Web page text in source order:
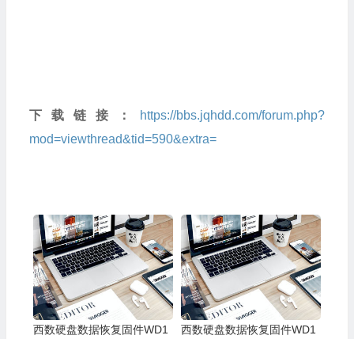
下载链接：
https://bbs.jqhdd.com/forum.php?
mod=viewthread&tid=590&extra=
西数硬盘数据恢复固件WD1
西数硬盘数据恢复固件WD1